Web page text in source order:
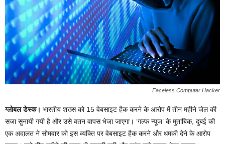
Faceless Computer Hacker
ग्लोबल डेस्क। भारतीय शख्स को 15 वेबसाइट हैक करने के आरोप में तीन महीने जेल की
सजा सुनायी गयी है और उसे वतन वापस भेजा जाएगा। ‘गल्फ न्यूज’ के मुताबिक, दुबई की
एक अदालत ने सोमवार को इस व्यक्ति पर वेबसाइट हैक करने और धमकी देने के आरोप